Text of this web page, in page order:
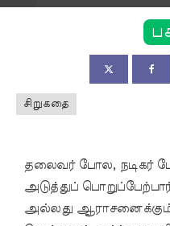
சிறுகதை
தலைவர் போல, நடிகர்
அடுத்துப்
அல்லது ஆராசனைக்கும்.